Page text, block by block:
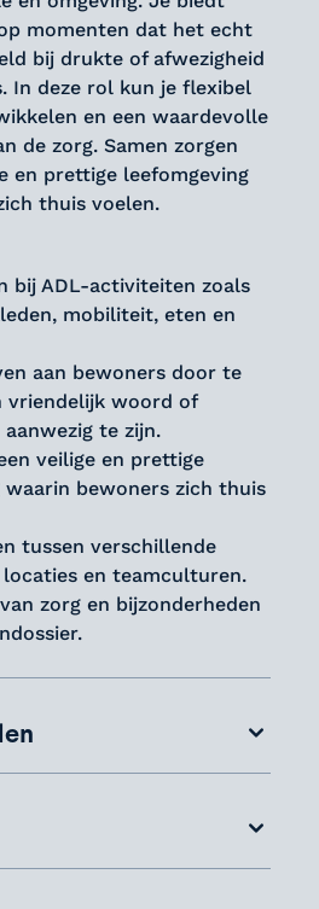
momenten dat het echt
bij drukte of afwezigheid
In deze rol kun je flexibel
en een waardevolle
de zorg. Samen zorgen
en prettige leefomgeving
thuis voelen.
bij ADL-activiteiten zoals
mobiliteit, eten en
aan bewoners door te
vriendelijk woord of
te zijn.
veilige en prettige
waarin bewoners zich thuis
tussen verschillende
locaties en teamculturen.
zorg en bijzonderheden
met de intentie tot
overleg.
jij nodig hebt om in de
Helpende (plus) die